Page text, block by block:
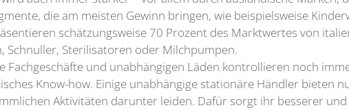
die am meisten Gewinn bringen, wie beispielsweise
schätzungsweise 70 Prozent des Marktwertes von
Schnuller, Sterilisatoren oder Milchpumpen.
Fachgeschäfte und unabhängigen Läden kontrollieren noch
Know-how. Einige unabhängige stationäre Händler bieten
Aktivitäten darunter leiden. Dafür sorgt ihr besserer